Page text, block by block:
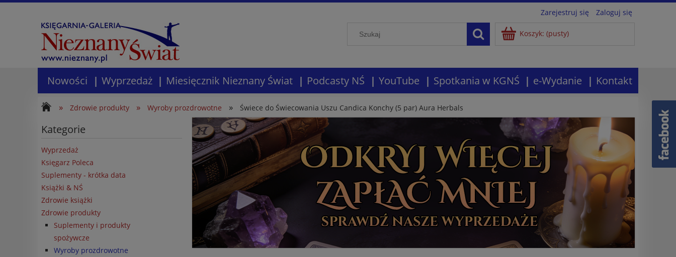
Zarejestruj się Zaloguj się
Koszyk: (pusty)
Nowości Wyprzedaż Miesięcznik Nieznany Świat Podcasty NŚ YouTube Spotkania w KGNŚ e-Wydanie Kontakt
» Zdrowie produkty » Wyroby prozdrowotne » Świece do Świecowania Uszu Candica Konchy (5 par) Aura Herbals
Kategorie
Wyprzedaż
Księgarz Poleca
Suplementy - krótka data
Książki & NŚ
Zdrowie książki
Zdrowie produkty
Suplementy i produkty
spożywcze
Wyroby prozdrowotne